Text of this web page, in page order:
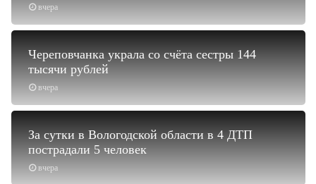
вчера
вчера
Череповчанка украла со счёта сестры 144
тысячи рублей
вчера
За сутки в Вологодской области в 4 ДТП
пострадали 5 человек